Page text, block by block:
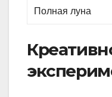
Полная луна